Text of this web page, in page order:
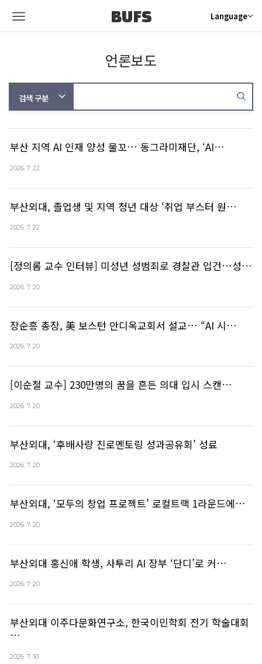
BUFS Language
언론보도
부산 지역 AI 인재 양성 물꼬… 동그라미재단, ‘AI…
2026. 7. 22
부산외대, 졸업생 및 지역 청년 대상 ‘취업 부스터 원…
2026. 7. 22
[정의롬 교수 인터뷰] 미성년 성범죄로 경찰관 입건…성…
2026. 7. 20
장순흥 총장, 美 보스턴 안디옥교회서 설교… “AI 시…
2026. 7. 20
[이순철 교수] 230만명의 꿈을 흔든 의대 입시 스캔…
2026. 7. 20
부산외대, ‘후배사랑 진로멘토링 성과공유회’ 성료
2026. 7. 20
부산외대, ‘모두의 창업 프로젝트’ 로컬트랙 1라운드에…
2026. 7. 20
부산외대 홍신애 학생, 사투리 AI 장부 ‘단디’로 커…
2026. 7. 20
부산외대 이주다문화연구소, 한국이민학회 전기 학술대회
…
2026. 7. 10